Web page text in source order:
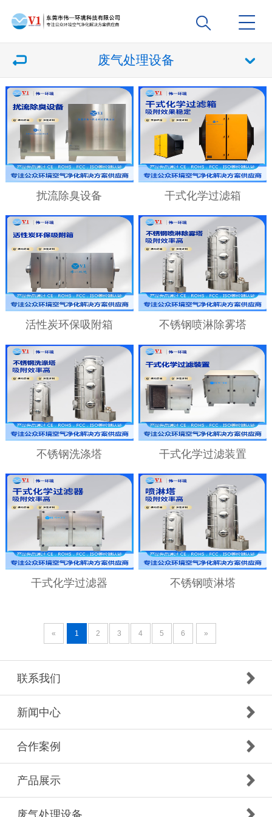
废气处理设备
扰流除臭设备 干式化学过滤箱
活性炭环保吸附箱 不锈钢喷淋除雾塔
不锈钢洗涤塔 干式化学过滤装置
干式化学过滤器 不锈钢喷淋塔
« 1 2 3 4 5 6 »
联系我们
新闻中心
合作案例
产品展示
废气处理设备